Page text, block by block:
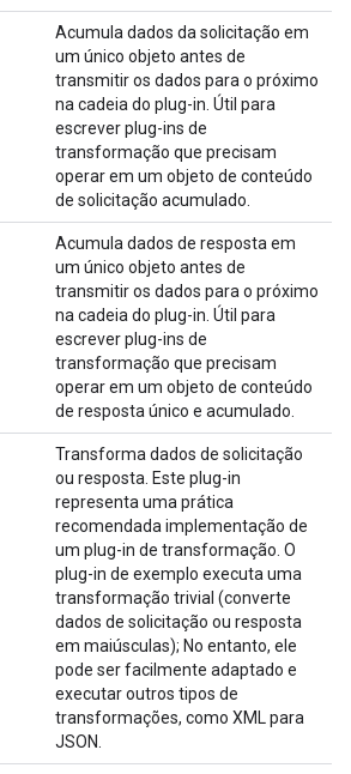
Acumula dados da solicitação em
um único objeto antes de
transmitir os dados para o próximo
na cadeia do plug-in. Útil para
escrever plug-ins de
transformação que precisam
operar em um objeto de conteúdo
de solicitação acumulado.
Acumula dados de resposta em
um único objeto antes de
transmitir os dados para o próximo
na cadeia do plug-in. Útil para
escrever plug-ins de
transformação que precisam
operar em um objeto de conteúdo
de resposta único e acumulado.
Transforma dados de solicitação
ou resposta. Este plug-in
representa uma prática
recomendada implementação de
um plug-in de transformação. O
plug-in de exemplo executa uma
transformação trivial (converte
dados de solicitação ou resposta
em maiúsculas); No entanto, ele
pode ser facilmente adaptado e
executar outros tipos de
transformações, como XML para
JSON.